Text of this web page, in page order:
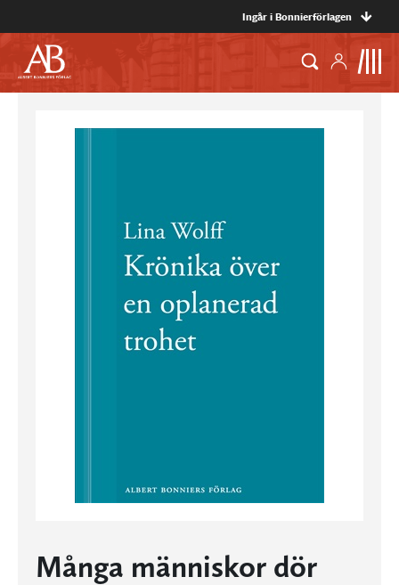
Ingår i Bonnierförlagen
Många människor dör